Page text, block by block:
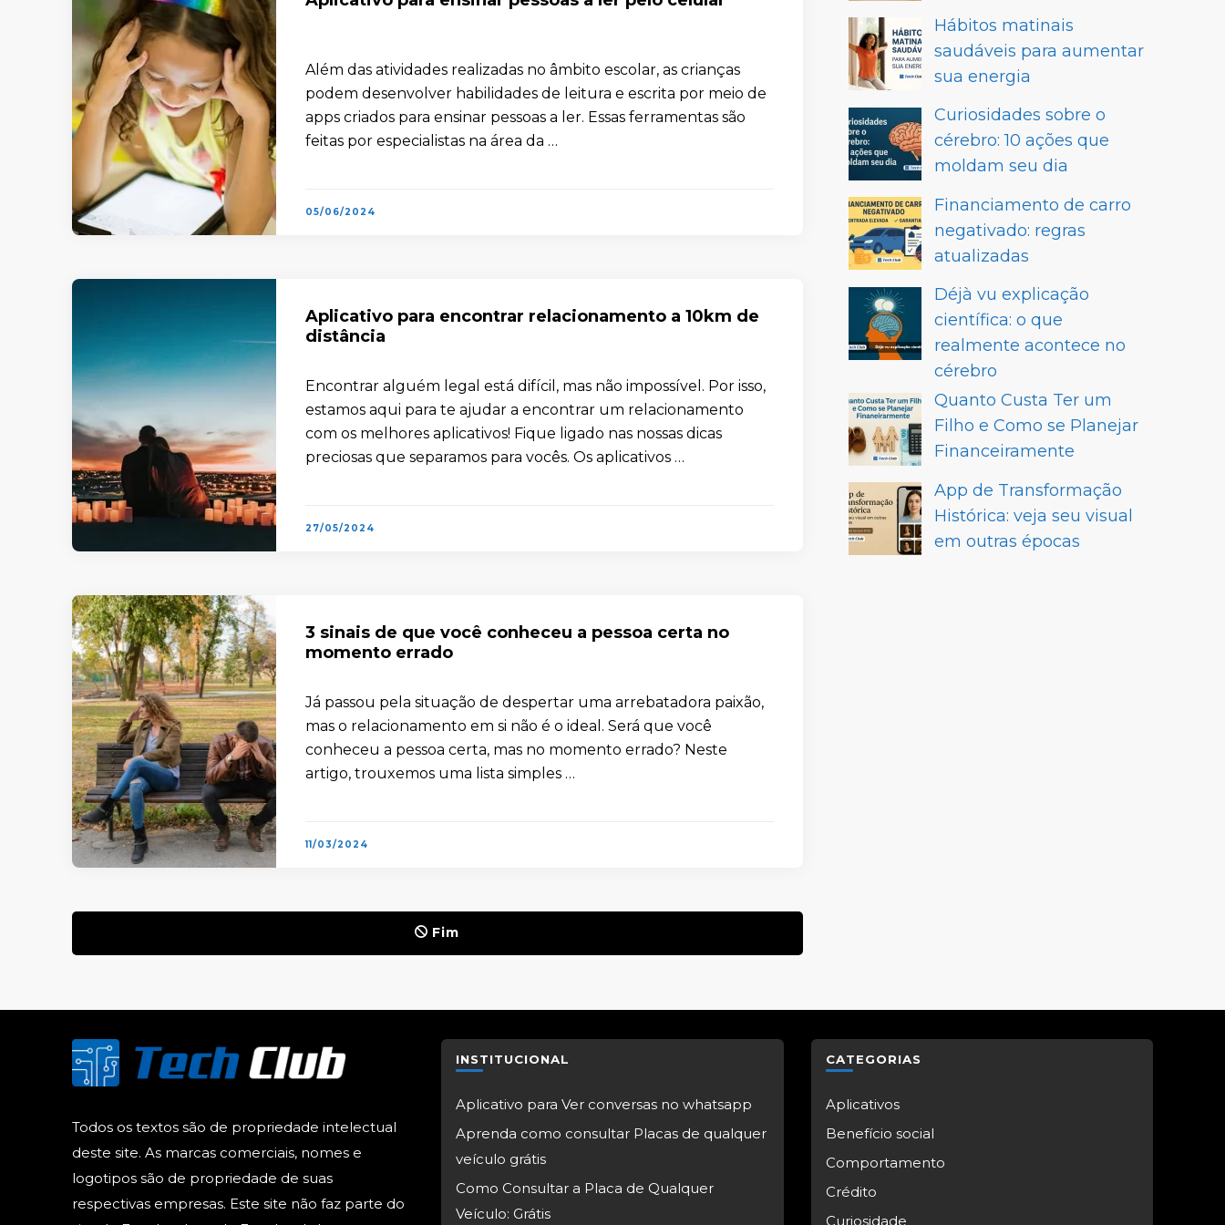
Além das atividades realizadas no âmbito escolar, as crianças
podem desenvolver habilidades de leitura e escrita por meio de
apps criados para ensinar pessoas a ler. Essas ferramentas são
feitas por especialistas na área da …
05/06/2024
Aplicativo para encontrar relacionamento a 10km de
distância
Encontrar alguém legal está difícil, mas não impossível. Por isso,
estamos aqui para te ajudar a encontrar um relacionamento
com os melhores aplicativos! Fique ligado nas nossas dicas
preciosas que separamos para vocês. Os aplicativos …
27/05/2024
3 sinais de que você conheceu a pessoa certa no
momento errado
Já passou pela situação de despertar uma arrebatadora paixão,
mas o relacionamento em si não é o ideal. Será que você
conheceu a pessoa certa, mas no momento errado? Neste
artigo, trouxemos uma lista simples …
11/03/2024
Fim
Hábitos matinais
saudáveis para aumentar
sua energia
Curiosidades sobre o
cérebro: 10 ações que
moldam seu dia
Financiamento de carro
negativado: regras
atualizadas
Déjà vu explicação
científica: o que
realmente acontece no
cérebro
Quanto Custa Ter um
Filho e Como se Planejar
Financeiramente
App de Transformação
Histórica: veja seu visual
em outras épocas
Todos os textos são de propriedade intelectual
deste site. As marcas comerciais, nomes e
logotipos são de propriedade de suas
respectivas empresas. Este site não faz parte do
INSTITUCIONAL
Aplicativo para Ver conversas no whatsapp
Aprenda como consultar Placas de qualquer
veículo grátis
Como Consultar a Placa de Qualquer
Veículo: Grátis
CATEGORIAS
Aplicativos
Benefício social
Comportamento
Crédito
Curiosidade